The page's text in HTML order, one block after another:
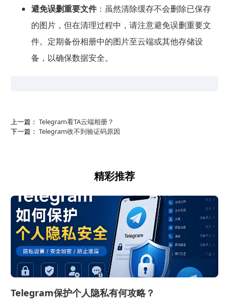
避免误删重要文件：虽然清除缓存不会删除已保存
的图片，但在清理过程中，请注意避免误删重要文
件。定期备份相册中的图片至云端或其他存储设
备，以确保数据安全。
上一篇： Telegram看TA云端相册？
下一篇： Telegram收不到验证码原因
精彩推荐
Telegram保护个人隐私有何攻略？